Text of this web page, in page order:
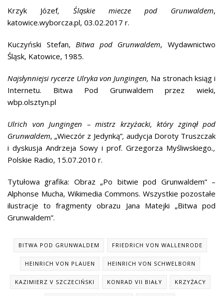
Krzyk Józef, Śląskie miecze pod Grunwaldem,
katowice.wyborcza.pl, 03.02.2017 r.
Kuczyński Stefan,Bitwa pod Grunwaldem, Wydawnictwo
Śląsk, Katowice, 1985.
Najsłynniejsi rycerze Ulryka von Jungingen, Na stronach ksiąg i
Internetu. Bitwa Pod Grunwaldem przez wieki,
wbp.olsztyn.pl
Ulrich von Jungingen – mistrz krzyżacki, który zginął pod
Grunwaldem, „Wieczór z Jedynką”, audycja Doroty Truszczak
i dyskusja Andrzeja Sowy i prof. Grzegorza Myśliwskiego.,
Polskie Radio, 15.07.2010 r.
Tytułowa grafika: Obraz „Po bitwie pod Grunwaldem” –
Alphonse Mucha, Wikimedia Commons. Wszystkie pozostałe
ilustracje to fragmenty obrazu Jana Matejki „Bitwa pod
Grunwaldem”.
BITWA POD GRUNWALDEM FRIEDRICH VON WALLENRODE
HEINRICH VON PLAUEN HEINRICH VON SCHWELBORN
KAZIMIERZ V SZCZECIŃSKI KONRAD VII BIAŁY KRZYŻACY